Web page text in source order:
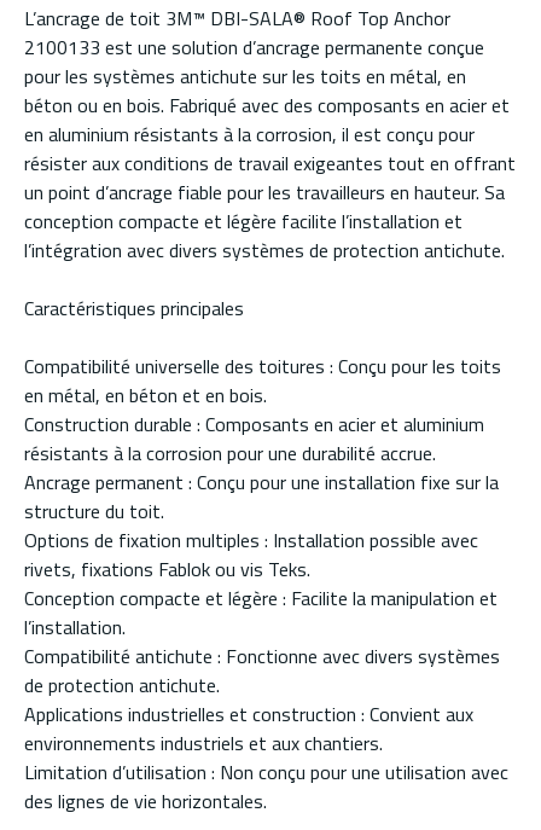
L’ancrage de toit 3M™ DBI-SALA® Roof Top Anchor
2100133 est une solution d’ancrage permanente conçue
pour les systèmes antichute sur les toits en métal, en
béton ou en bois. Fabriqué avec des composants en acier et
en aluminium résistants à la corrosion, il est conçu pour
résister aux conditions de travail exigeantes tout en offrant
un point d’ancrage fiable pour les travailleurs en hauteur. Sa
conception compacte et légère facilite l’installation et
l’intégration avec divers systèmes de protection antichute.
Caractéristiques principales
Compatibilité universelle des toitures : Conçu pour les toits
en métal, en béton et en bois.
Construction durable : Composants en acier et aluminium
résistants à la corrosion pour une durabilité accrue.
Ancrage permanent : Conçu pour une installation fixe sur la
structure du toit.
Options de fixation multiples : Installation possible avec
rivets, fixations Fablok ou vis Teks.
Conception compacte et légère : Facilite la manipulation et
l’installation.
Compatibilité antichute : Fonctionne avec divers systèmes
de protection antichute.
Applications industrielles et construction : Convient aux
environnements industriels et aux chantiers.
Limitation d’utilisation : Non conçu pour une utilisation avec
des lignes de vie horizontales.